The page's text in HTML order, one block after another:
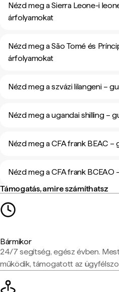
Nézd meg a Sierra Leone-i
árfolyamokat
Nézd meg a São Tomé és
árfolyamokat
Nézd meg a szvázi lilangeni –
Nézd meg a ugandai shilling –
Nézd meg a CFA frank BEAC
Nézd meg a CFA frank
Támogatás, amire számíthatsz
Bármikor
24/7 segítség, egész évben.
működik, támogatott az